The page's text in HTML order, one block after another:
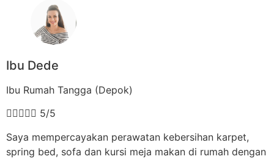
Ibu Dede
Ibu Rumah Tangga (Depok)
 5/5
Saya mempercayakan perawatan kebersihan karpet,
spring bed, sofa dan kursi meja makan di rumah dengan